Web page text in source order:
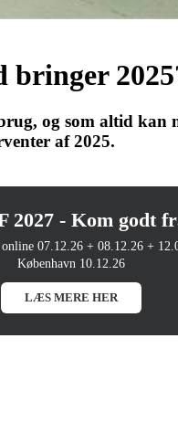
bringer
og som altid
af 2025.
2027 - Kom godt
07.12.26 + 08.12.26 +
København 10.12.26
LÆS MERE HER